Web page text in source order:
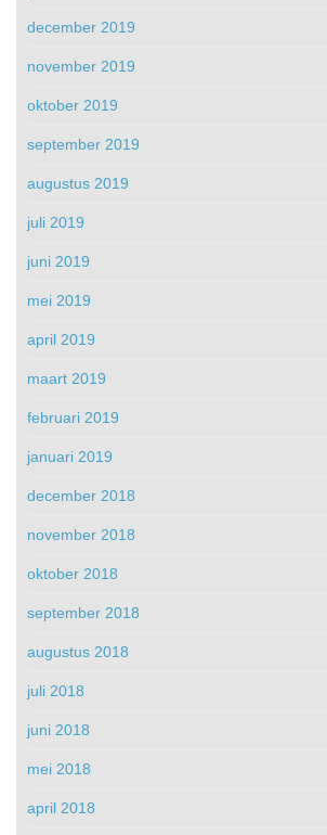
december 2019
november 2019
oktober 2019
september 2019
augustus 2019
juli 2019
juni 2019
mei 2019
april 2019
maart 2019
februari 2019
januari 2019
december 2018
november 2018
oktober 2018
september 2018
augustus 2018
juli 2018
juni 2018
mei 2018
april 2018